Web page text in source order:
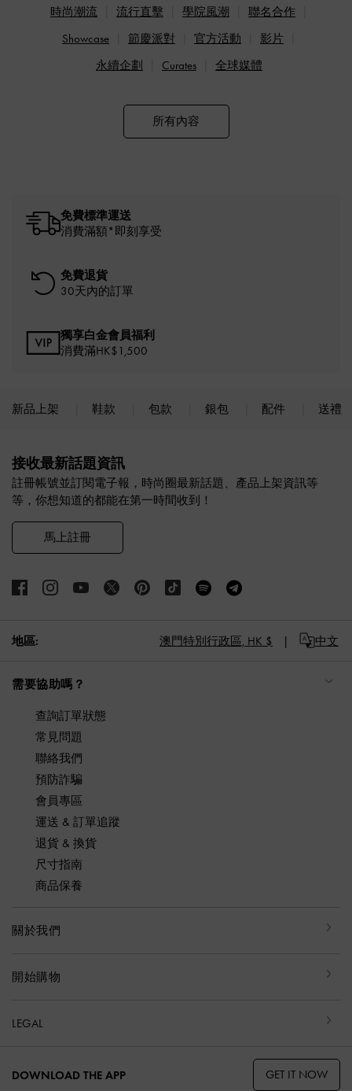
時尚潮流
流行直擊 學院風潮
聯名合作
Showcase
節慶派對 官方活動
影片
永續企劃
Curates 全球媒體
所有內容
免費標準運送
消費滿額*即刻享受
免費退貨
30天內的訂單
獨享白金會員福利
消費滿HK$1,500
新品上架 鞋款 包款 銀包 配件 送禮
接收最新話題資訊
註冊帳號並訂閱電子報，時尚圈最新話題、產品上架資訊等
等，你想知道的都能在第一時間收到！
馬上註冊
地區: 澳門特別行政區, HK $ 中文
需要協助嗎？
查詢訂單狀態
常見問題
聯絡我們
預防詐騙
會員專區
運送 & 訂單追蹤
退貨 & 換貨
尺寸指南
商品保養
關於我們
開始購物
LEGAL
DOWNLOAD THE APP GET IT NOW